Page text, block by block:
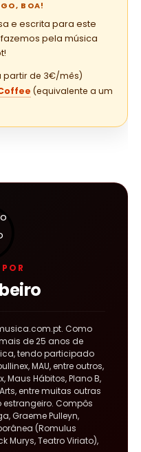
BOA!
e escrita para este
pela música
partir de 3€/mês)
(equivalente a um
Como
de 25 anos de
tendo participado
MAU, entre outros,
Maus Hábitos, Plano B,
entre muitas outras
estrangeiro. Compôs
Graeme Pulleyn,
(Romulus
Murys, Teatro Viriato),